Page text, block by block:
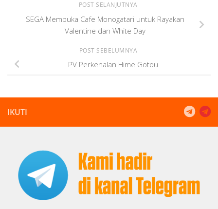
POST SELANJUTNYA
SEGA Membuka Cafe Monogatari untuk Rayakan
Valentine dan White Day
POST SEBELUMNYA
PV Perkenalan Hime Gotou
IKUTI